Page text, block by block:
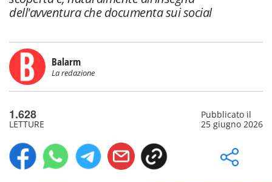
dell'avventura che documenta sui social
Balarm
La redazione
1.628
LETTURE
Pubblicato il
25 giugno 2026